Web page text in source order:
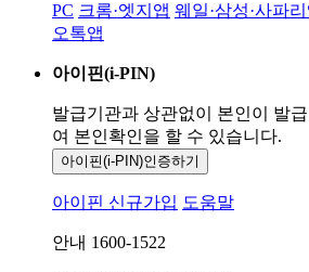
PC 크롬·엣지앱 웨일·삼성·사파리
오톡앱
아이핀(i-PIN)
발급기관과 상관없이 본인이 발
여 본인확인을 할 수 있습니다.
아이핀(i-PIN)인증하기
아이핀 신규가입 도움말
안내 1600-1522